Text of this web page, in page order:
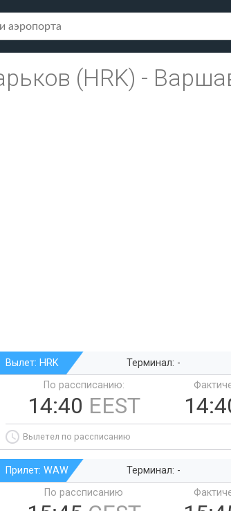
(HRK) -
Вылет: HRK Терминал: -
По рассписанию:
14:40 EEST
Вылетел по рассписанию
Прилет: WAW Терминал: -
По рассписанию